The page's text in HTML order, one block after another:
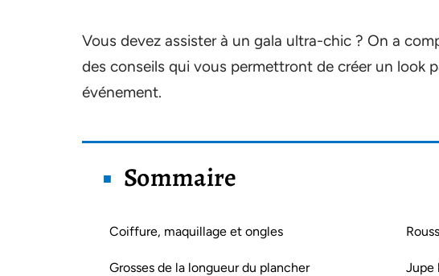
Vous devez assister à un gala ultra-chic ? On a
des conseils qui vous permettront de créer un look
événement.
Sommaire
Coiffure, maquillage et ongles
Grosses de la longueur du plancher Jupe